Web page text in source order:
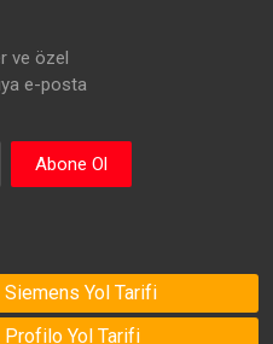
ve özel
e-posta
Abone Ol
Siemens Yol Tarifi
Profilo Yol Tarifi